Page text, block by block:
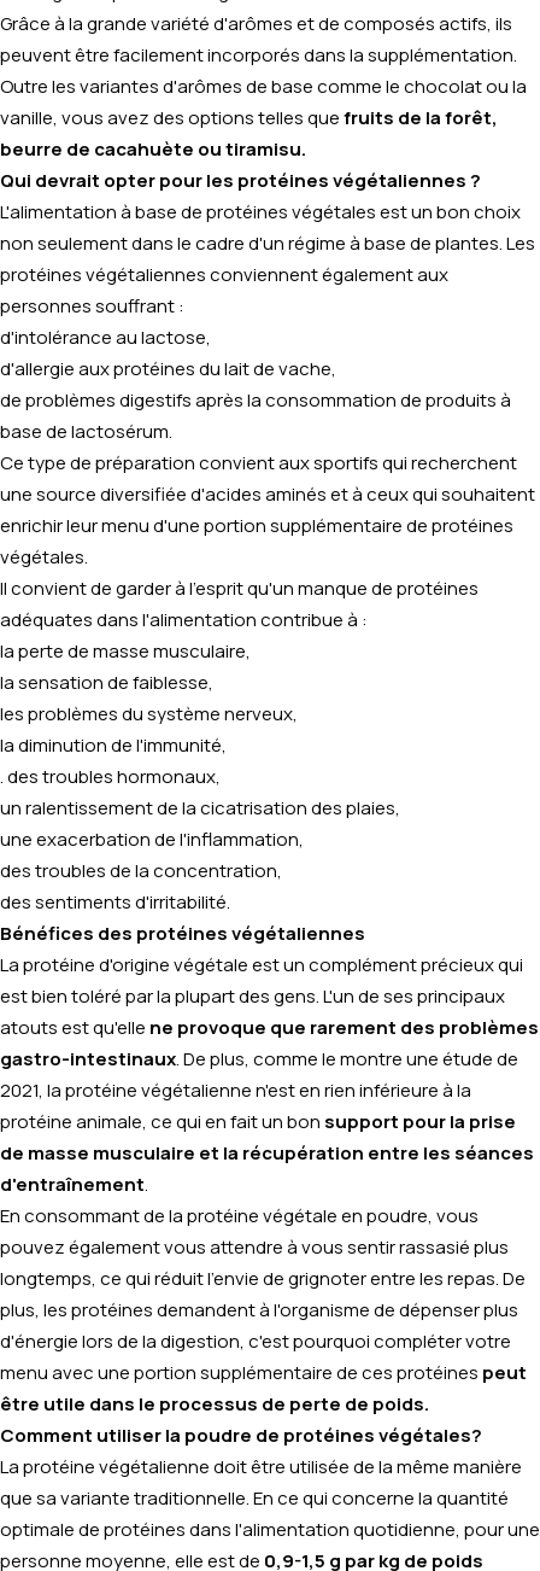
Grâce à la grande variété d'arômes et de composés actifs, ils
peuvent être facilement incorporés dans la supplémentation.
Outre les variantes d'arômes de base comme le chocolat ou la
vanille, vous avez des options telles que fruits de la forêt,
beurre de cacahuète ou tiramisu.
Qui devrait opter pour les protéines végétaliennes ?
L'alimentation à base de protéines végétales est un bon choix
non seulement dans le cadre d'un régime à base de plantes. Les
protéines végétaliennes conviennent également aux
personnes souffrant :
d'intolérance au lactose,
d'allergie aux protéines du lait de vache,
de problèmes digestifs après la consommation de produits à
base de lactosérum.
Ce type de préparation convient aux sportifs qui recherchent
une source diversifiée d'acides aminés et à ceux qui souhaitent
enrichir leur menu d'une portion supplémentaire de protéines
végétales.
Il convient de garder à l'esprit qu'un manque de protéines
adéquates dans l'alimentation contribue à :
la perte de masse musculaire,
la sensation de faiblesse,
les problèmes du système nerveux,
la diminution de l'immunité,
. des troubles hormonaux,
un ralentissement de la cicatrisation des plaies,
une exacerbation de l'inflammation,
des troubles de la concentration,
des sentiments d'irritabilité.
Bénéfices des protéines végétaliennes
La protéine d'origine végétale est un complément précieux qui
est bien toléré par la plupart des gens. L'un de ses principaux
atouts est qu'elle ne provoque que rarement des problèmes
gastro-intestinaux . De plus, comme le montre une étude de
2021, la protéine végétalienne n'est en rien inférieure à la
protéine animale, ce qui en fait un bon support pour la prise
de masse musculaire et la récupération entre les séances
d'entraînement
En consommant de la protéine végétale en poudre, vous
pouvez également vous attendre à vous sentir rassasié plus
longtemps, ce qui réduit l'envie de grignoter entre les repas. De
plus, les protéines demandent à l'organisme de dépenser plus
d'énergie lors de la digestion, c'est pourquoi compléter votre
menu avec une portion supplémentaire de ces protéines peut
être utile dans le processus de perte de poids.
Comment utiliser la poudre de protéines végétales?
La protéine végétalienne doit être utilisée de la même manière
que sa variante traditionnelle. En ce qui concerne la quantité
optimale de protéines dans l'alimentation quotidienne, pour une
personne moyenne, elle est de 0,9-1,5 g par kg de poids